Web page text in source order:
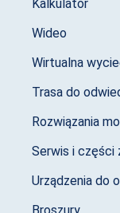
Kalkulator
Wideo
Wirtualna
Trasa do
Rozwiązania
Serwis i części
Urządzenia do
Broszury